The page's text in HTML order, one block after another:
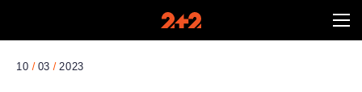
10 03 2023